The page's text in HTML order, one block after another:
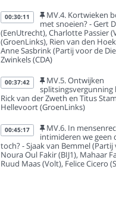
00:30:11
MV.4. Kortwieken
met snoeien? - Gert
(EenUtrecht), Charlotte Passier
(GroenLinks), Rien van den
Anne Sasbrink (Partij voor de
Zwinkels (CDA)
00:37:42
MV.5. Ontwijken
splitsingsvergunning
Rick van der Zweth en Titus
Hellevoort (GroenLinks)
00:45:17
MV.6. In
intimideren we geen
toch? - Sjaak van Bemmel
Noura Oul Fakir (BIJ1), Mahaar
Ruud Maas (Volt), Felice Cicero